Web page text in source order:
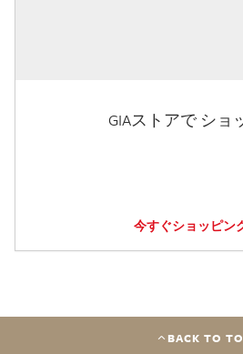
GIAストアで ショ
今すぐショッピン
BACK TO